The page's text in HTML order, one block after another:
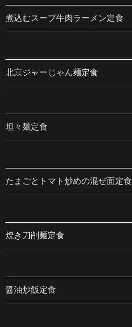
煮込むスープ牛肉ラーメン定食
北京ジャーじゃん麺定食
坦々麺定食
たまごとトマト炒めの混ぜ面定食
焼き刀削麺定食
醤油炒飯定食